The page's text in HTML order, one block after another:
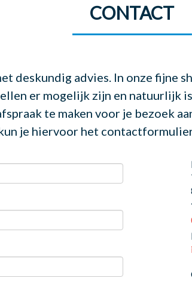
CONTACT
deskundig advies. In onze fijne
er mogelijk zijn en natuurlijk
te maken voor je bezoek
je hiervoor het